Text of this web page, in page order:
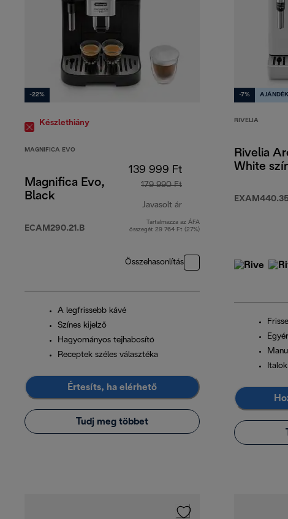
-22%
Készlethiány
MAGNIFICA EVO
Magnifica Evo,
Black
ECAM290.21.B
139 999 Ft
179 990 Ft
Javasolt ár
eredeti ár 179 990 Ft
Tartalmazza az ÁFA
összegét 29 764 Ft (27%)
Összehasonlítás
A legfrissebb kávé
Színes kijelző
Hagyományos tejhabosító
Receptek széles választéka
Értesíts, ha elérhető
Tudj meg többet
-7% AJÁNDÉK
RIVELIA
Rivelia
White